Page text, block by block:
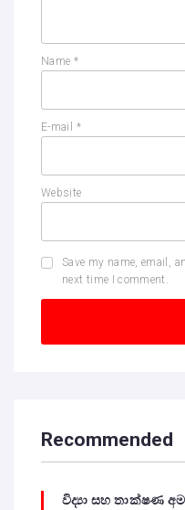
Name *
E-mail *
Website
Save my name, email,
next time I comment.
Recommended
විද්‍යා සහ තාක්ෂණ